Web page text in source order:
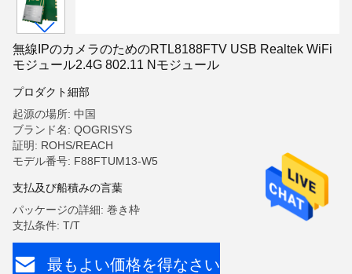
無線IPのカメラのためのRTL8188FTV USB Realtek WiFi
モジュール2.4G 802.11 Nモジュール
プロダクト細部
起源の場所: 中国
ブランド名: QOGRISYS
証明: ROHS/REACH
モデル番号: F88FTUM13-W5
支払及び船積みの言葉
パッケージの詳細: 巻き枠
支払条件: T/T
最もよい価格を得なさい